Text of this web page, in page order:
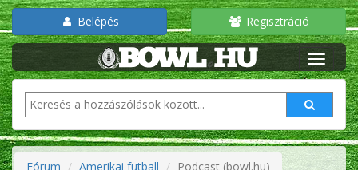
Belépés Regisztráció
Fórum Amerikai futball Podcast (bowl.hu)